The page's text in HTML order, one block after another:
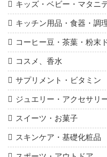
キッズ・ベビー・マタニ
キッチン用品・食器・調
コーヒー豆・茶葉・粉末
コスメ、香水
サプリメント・ビタミン
ジュエリー・アクセサリ
スイーツ・お菓子
スキンケア・基礎化粧品